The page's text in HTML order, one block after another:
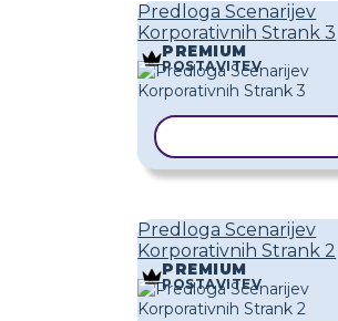
Predloga Scenarijev
Korporativnih Strank 3
PREMIUM
POSTAVITEV
Predloga Scenarijev
Korporativnih Strank 2
PREMIUM
POSTAVITEV